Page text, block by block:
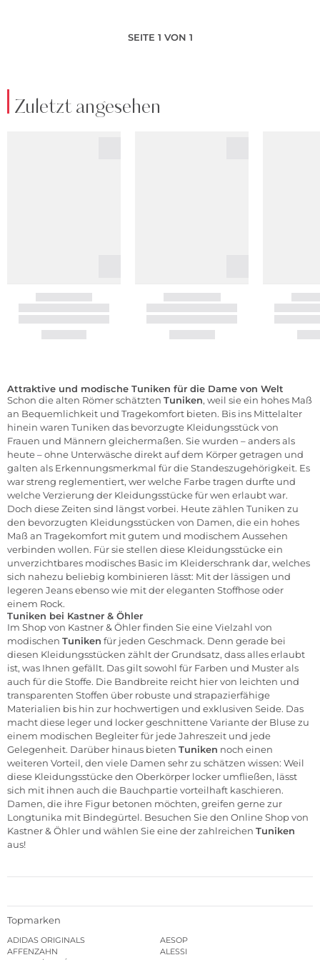
SEITE 1 VON 1
Zuletzt angesehen
Attraktive und modische Tuniken für die Dame von Welt
Schon die alten Römer schätzten Tuniken, weil sie ein hohes Maß
an Bequemlichkeit und Tragekomfort bieten. Bis ins Mittelalter
hinein waren Tuniken das bevorzugte Kleidungsstück von
Frauen und Männern gleichermaßen. Sie wurden – anders als
heute – ohne Unterwäsche direkt auf dem Körper getragen und
galten als Erkennungsmerkmal für die Standeszugehörigkeit. Es
war streng reglementiert, wer welche Farbe tragen durfte und
welche Verzierung der Kleidungsstücke für wen erlaubt war.
Doch diese Zeiten sind längst vorbei. Heute zählen Tuniken zu
den bevorzugten Kleidungsstücken von Damen, die ein hohes
Maß an Tragekomfort mit gutem und modischem Aussehen
verbinden wollen. Für sie stellen diese Kleidungsstücke ein
unverzichtbares modisches Basic im Kleiderschrank dar, welches
sich nahezu beliebig kombinieren lässt: Mit der lässigen und
legeren Jeans ebenso wie mit der eleganten Stoffhose oder
einem Rock.
Tuniken bei Kastner & Öhler
Im Shop von Kastner & Öhler finden Sie eine Vielzahl von
modischen Tuniken für jeden Geschmack. Denn gerade bei
diesen Kleidungsstücken zählt der Grundsatz, dass alles erlaubt
ist, was Ihnen gefällt. Das gilt sowohl für Farben und Muster als
auch für die Stoffe. Die Bandbreite reicht hier von leichten und
transparenten Stoffen über robuste und strapazierfähige
Materialien bis hin zur hochwertigen und exklusiven Seide. Das
macht diese leger und locker geschnittene Variante der Bluse zu
einem modischen Begleiter für jede Jahreszeit und jede
Gelegenheit. Darüber hinaus bieten Tuniken noch einen
weiteren Vorteil, den viele Damen sehr zu schätzen wissen: Weil
diese Kleidungsstücke den Oberkörper locker umfließen, lässt
sich mit ihnen auch die Bauchpartie vorteilhaft kaschieren.
Damen, die ihre Figur betonen möchten, greifen gerne zur
Longtunika mit Bindegürtel. Besuchen Sie den Online Shop von
Kastner & Öhler und wählen Sie eine der zahlreichen Tuniken
aus!
Topmarken
ADIDAS ORIGINALS
AESOP
AFFENZAHN
ALESSI